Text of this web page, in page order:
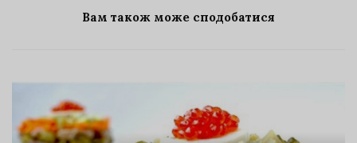
Вам також може сподобатися